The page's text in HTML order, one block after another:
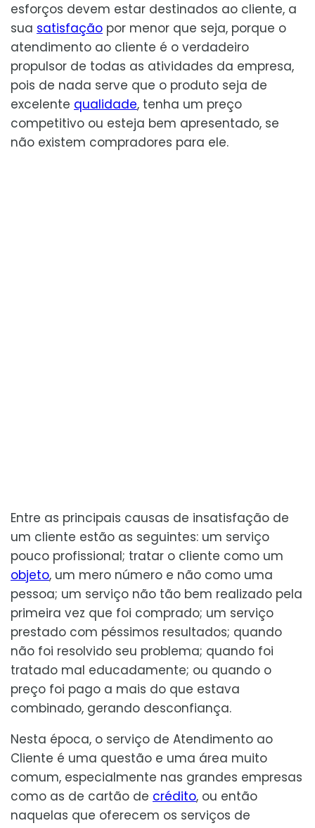
esforços devem estar destinados ao cliente, a
sua satisfação por menor que seja, porque o
atendimento ao cliente é o verdadeiro
propulsor de todas as atividades da empresa,
pois de nada serve que o produto seja de
excelente qualidade, tenha um preço
competitivo ou esteja bem apresentado, se
não existem compradores para ele.
Entre as principais causas de insatisfação de
um cliente estão as seguintes: um serviço
pouco profissional; tratar o cliente como um
objeto, um mero número e não como uma
pessoa; um serviço não tão bem realizado pela
primeira vez que foi comprado; um serviço
prestado com péssimos resultados; quando
não foi resolvido seu problema; quando foi
tratado mal educadamente; ou quando o
preço foi pago a mais do que estava
combinado, gerando desconfiança.
Nesta época, o serviço de Atendimento ao
Cliente é uma questão e uma área muito
comum, especialmente nas grandes empresas
como as de cartão de crédito, ou então
naquelas que oferecem os serviços de